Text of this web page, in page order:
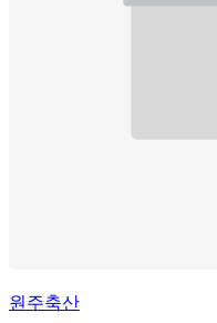
원주축산